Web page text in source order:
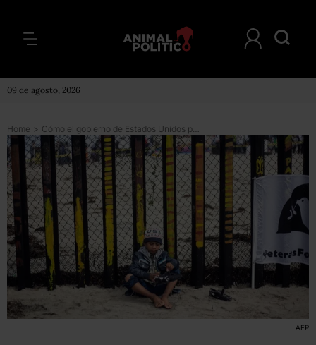
09 de agosto, 2026
Home > Cómo el gobierno de Estados Unidos perdió el rastro de casi 1,500 niños inmigrantes
AFP